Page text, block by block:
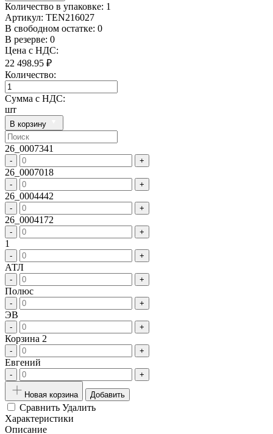
Количество в упаковке: 1
Артикул: TEN216027
В свободном остатке: 0
В резерве: 0
Цена с НДС:
22 498.95 ₽
Количество:
Сумма с НДС:
шт
В корзину
26_0007341
- +
26_0007018
- +
26_0004442
- +
26_0004172
- +
1
- +
АТЛ
- +
Полюс
- +
ЭВ
- +
Корзина 2
- +
Евгений
- +
Новая корзина Добавить
Сравнить Удалить
Характеристики
Описание